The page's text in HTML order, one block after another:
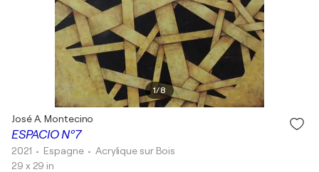
1/8
ESPACIO Nº7
José A. Montecino
2021 • Espagne • Acrylique sur Bois
29 x 29 in